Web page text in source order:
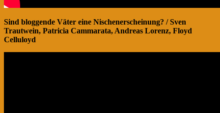
Sind bloggende Väter eine Nischenerscheinung? / Sven
Trautwein, Patricia Cammarata, Andreas Lorenz, Floyd
Celluloyd